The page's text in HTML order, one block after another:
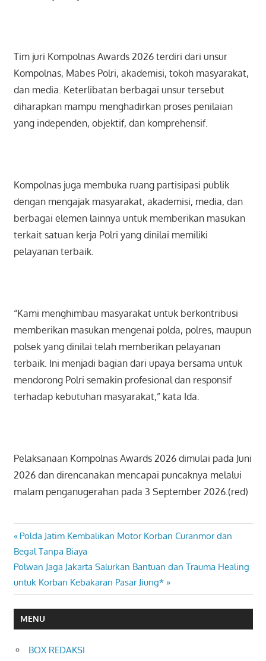
Tim juri Kompolnas Awards 2026 terdiri dari unsur
Kompolnas, Mabes Polri, akademisi, tokoh masyarakat,
dan media. Keterlibatan berbagai unsur tersebut
diharapkan mampu menghadirkan proses penilaian
yang independen, objektif, dan komprehensif.
Kompolnas juga membuka ruang partisipasi publik
dengan mengajak masyarakat, akademisi, media, dan
berbagai elemen lainnya untuk memberikan masukan
terkait satuan kerja Polri yang dinilai memiliki
pelayanan terbaik.
“Kami menghimbau masyarakat untuk berkontribusi
memberikan masukan mengenai polda, polres, maupun
polsek yang dinilai telah memberikan pelayanan
terbaik. Ini menjadi bagian dari upaya bersama untuk
mendorong Polri semakin profesional dan responsif
terhadap kebutuhan masyarakat,” kata Ida.
Pelaksanaan Kompolnas Awards 2026 dimulai pada Juni
2026 dan direncanakan mencapai puncaknya melalui
malam penganugerahan pada 3 September 2026.(red)
Navigasi
pos
Previous
Post:
Polda Jatim Kembalikan Motor Korban Curanmor dan
Begal Tanpa Biaya
Next
Post:
Polwan Jaga Jakarta Salurkan Bantuan dan Trauma Healing
untuk Korban Kebakaran Pasar Jiung*
MENU
BOX REDAKSI